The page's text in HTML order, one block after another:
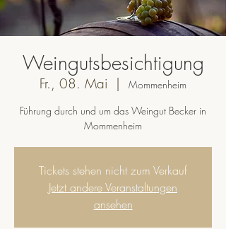
Weingutsbesichtigung
Fr., 08. Mai
  |
Mommenheim
Führung durch und um das Weingut Becker in
Mommenheim
Tickets stehen nicht zum Verkauf
Jetzt andere Veranstaltungen
ansehen